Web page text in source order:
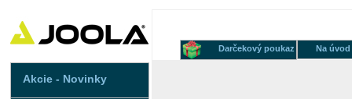
Akcie - Novinky
Na úvod
Darčekový poukaz